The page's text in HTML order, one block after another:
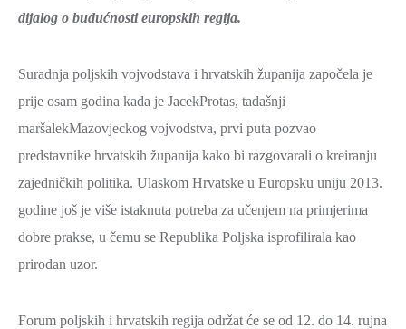
dijalog o budućnosti europskih regija.
Suradnja poljskih vojvodstava i hrvatskih županija započela je
prije osam godina kada je JacekProtas, tadašnji
maršalekMazovjeckog vojvodstva, prvi puta pozvao
predstavnike hrvatskih županija kako bi razgovarali o kreiranju
zajedničkih politika. Ulaskom Hrvatske u Europsku uniju 2013.
godine još je više istaknuta potreba za učenjem na primjerima
dobre prakse, u čemu se Republika Poljska isprofilirala kao
prirodan uzor.
Forum poljskih i hrvatskih regija održat će se od 12. do 14. rujna